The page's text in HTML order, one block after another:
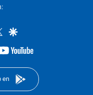
twittergoogle
youtube-
en